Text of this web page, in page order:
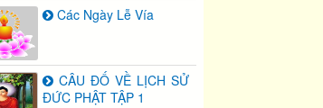
Các Ngày Lễ Vía
CÂU ĐỐ VỀ LỊCH SỬ
ĐỨC PHẬT TẬP 1